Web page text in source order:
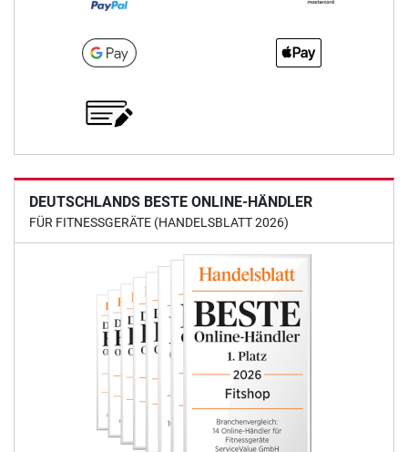
DEUTSCHLANDS BESTE ONLINE-HÄNDLER
FÜR FITNESSGERÄTE (HANDELSBLATT 2026)